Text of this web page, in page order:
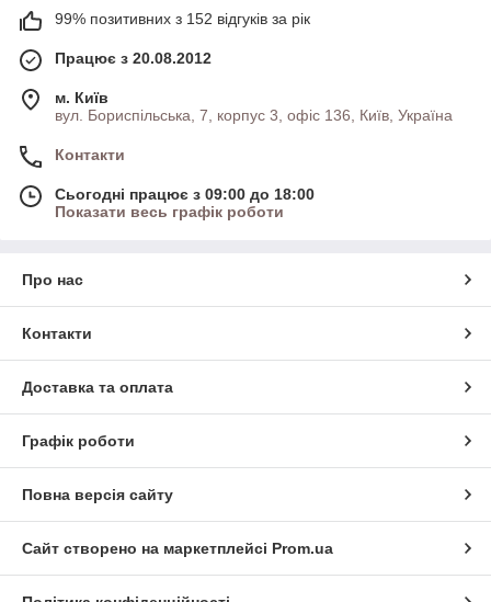
99% позитивних з 152 відгуків за рік
Працює з 20.08.2012
м. Київ
вул. Бориспільська, 7, корпус 3, офіс 136, Київ, Україна
Контакти
Сьогодні працює з 09:00 до 18:00
Показати весь графік роботи
Про нас
Контакти
Доставка та оплата
Графік роботи
Повна версія сайту
Сайт створено на маркетплейсі Prom.ua